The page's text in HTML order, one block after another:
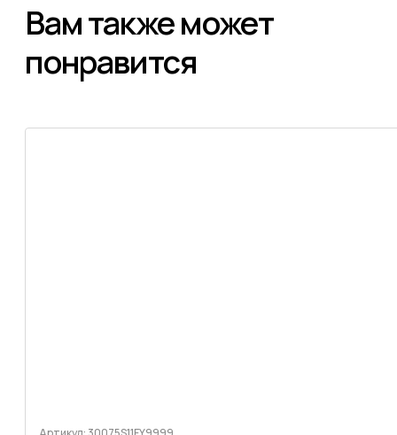
Вам также может
понравится